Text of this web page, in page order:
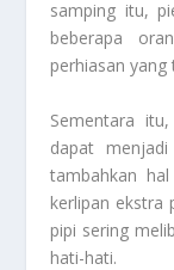
samping itu,
beberapa
perhiasan yang
Sementara
dapat
tambahkan
kerlipan ekstra
pipi sering
hati-hati.